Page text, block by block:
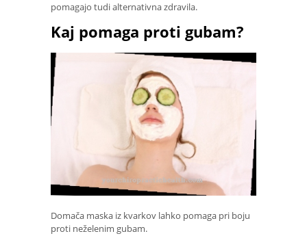
pomagajo tudi alternativna zdravila.
Kaj pomaga proti gubam?
Domača maska ​​iz kvarkov lahko pomaga pri boju
proti neželenim gubam.